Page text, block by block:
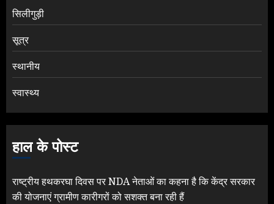
सिलीगुड़ी
सूत्र
स्थानीय
स्वास्थ्य
हाल के पोस्ट
राष्ट्रीय हथकरघा दिवस पर NDA नेताओं का कहना है कि केंद्र सरकार
की योजनाएं ग्रामीण कारीगरों को सशक्त बना रही हैं